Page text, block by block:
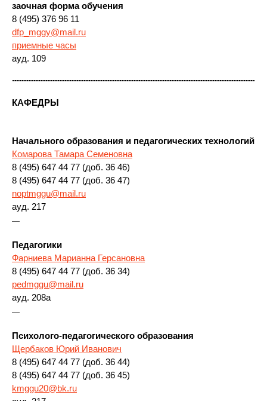
заочная форма обучения
8 (495) 376 96 11
dfp_mggy@mail.ru
приемные часы
ауд. 109
КАФЕДРЫ
Начального образования и педагогических технологий
Комарова Тамара Семеновна
8 (495) 647 44 77 (доб. 36 46)
8 (495) 647 44 77 (доб. 36 47)
noptmggu@mail.ru
ауд. 217
—
Педагогики
Фарниева Марианна Герсановна
8 (495) 647 44 77 (доб. 36 34)
pedmggu@mail.ru
ауд. 208а
—
Психолого-педагогического образования
Щербаков Юрий Иванович
8 (495) 647 44 77 (доб. 36 44)
8 (495) 647 44 77 (доб. 36 45)
kmggu20@bk.ru